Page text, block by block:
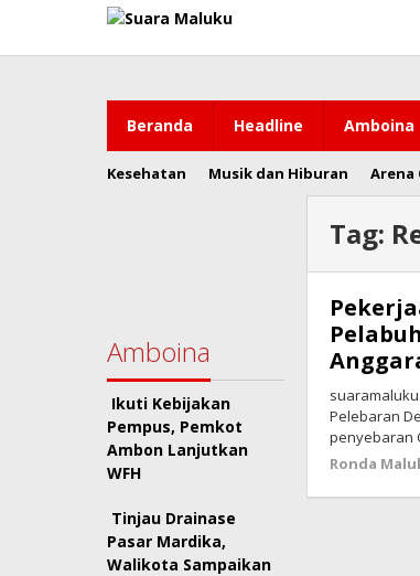
konten
Beranda Headline Amboina
Kesehatan Musik dan Hiburan Arena
Amboina
Ikuti Kebijakan
Pempus, Pemkot
Ambon Lanjutkan
WFH
Tinjau Drainase
Pasar Mardika,
Walikota Sampaikan
Tag:
Pelebaran
penyebaran
Ronda